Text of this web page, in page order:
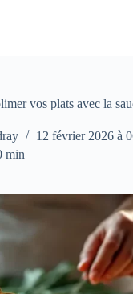
vos plats avec la
12 février 2026 à
min